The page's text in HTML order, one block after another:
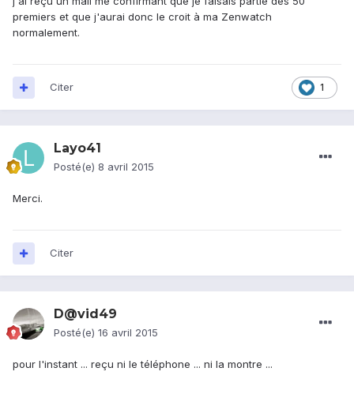
premiers et que j'aurai donc le croit à ma Zenwatch
normalement.
1
Citer
Layo41
Posté(e) 8 avril 2015
Merci.
Citer
D@vid49
Posté(e) 16 avril 2015
pour l'instant ... reçu ni le téléphone ... ni la montre ...